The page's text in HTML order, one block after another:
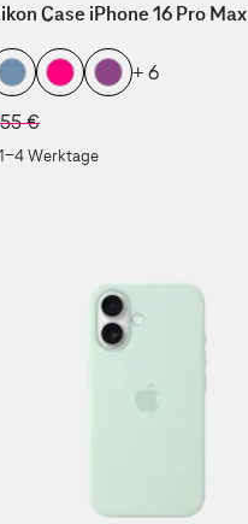
Case iPhone 16 Pro Max
+ 6
statt
55 €
4 Werktage